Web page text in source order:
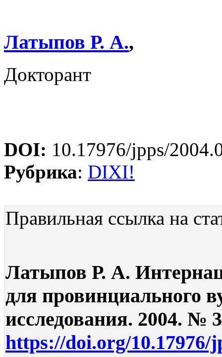
Латыпов Р. А.,
Докторант
DOI: 10.17976/jpps/
Рубрика: DIXI!
Правильная ссылка на
Латыпов Р. А.
для провинциального
исследования. 2004. №
https://doi.org/10.17976/